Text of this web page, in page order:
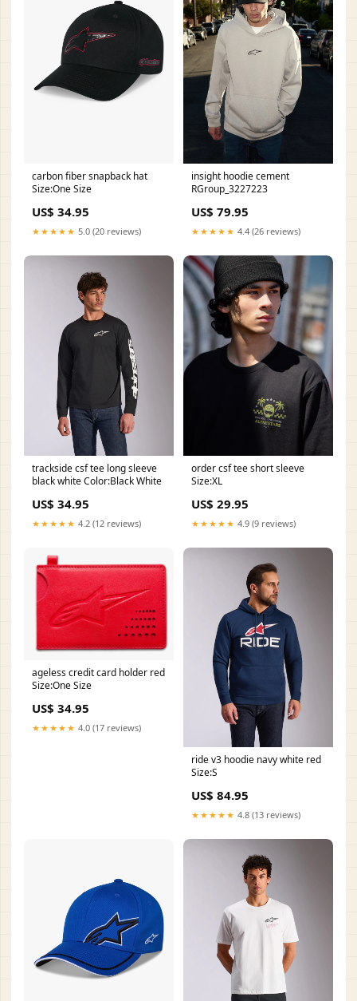
carbon fiber snapback hat
Size:One Size
US$ 34.95
★★★★★ 5.0 (20 reviews)
insight hoodie cement
RGroup_3227223
US$ 79.95
★★★★★ 4.4 (26 reviews)
trackside csf tee long sleeve
black white Color:Black White
US$ 34.95
★★★★★ 4.2 (12 reviews)
order csf tee short sleeve
Size:XL
US$ 29.95
★★★★★ 4.9 (9 reviews)
ageless credit card holder red
Size:One Size
US$ 34.95
★★★★★ 4.0 (17 reviews)
ride v3 hoodie navy white red
Size:S
US$ 84.95
★★★★★ 4.8 (13 reviews)